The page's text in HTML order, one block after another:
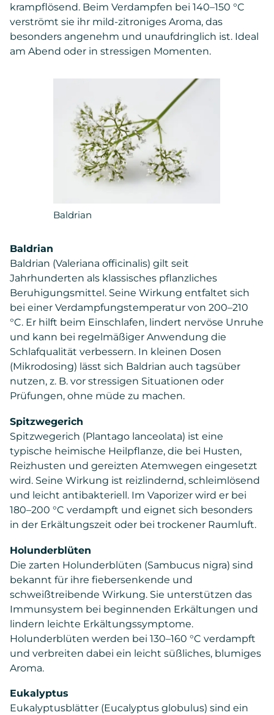
krampflösend. Beim Verdampfen bei 140–150 °C
verströmt sie ihr mild-zitroniges Aroma, das
besonders angenehm und unaufdringlich ist. Ideal
am Abend oder in stressigen Momenten.
Baldrian
Baldrian
Baldrian (Valeriana officinalis) gilt seit
Jahrhunderten als klassisches pflanzliches
Beruhigungsmittel. Seine Wirkung entfaltet sich
bei einer Verdampfungstemperatur von 200–210
°C. Er hilft beim Einschlafen, lindert nervöse Unruhe
und kann bei regelmäßiger Anwendung die
Schlafqualität verbessern. In kleinen Dosen
(Mikrodosing) lässt sich Baldrian auch tagsüber
nutzen, z. B. vor stressigen Situationen oder
Prüfungen, ohne müde zu machen.
Spitzwegerich
Spitzwegerich (Plantago lanceolata) ist eine
typische heimische Heilpflanze, die bei Husten,
Reizhusten und gereizten Atemwegen eingesetzt
wird. Seine Wirkung ist reizlindernd, schleimlösend
und leicht antibakteriell. Im Vaporizer wird er bei
180–200 °C verdampft und eignet sich besonders
in der Erkältungszeit oder bei trockener Raumluft.
Holunderblüten
Die zarten Holunderblüten (Sambucus nigra) sind
bekannt für ihre fiebersenkende und
schweißtreibende Wirkung. Sie unterstützen das
Immunsystem bei beginnenden Erkältungen und
lindern leichte Erkältungssymptome.
Holunderblüten werden bei 130–160 °C verdampft
und verbreiten dabei ein leicht süßliches, blumiges
Aroma.
Eukalyptus
Eukalyptusblätter (Eucalyptus globulus) sind ein